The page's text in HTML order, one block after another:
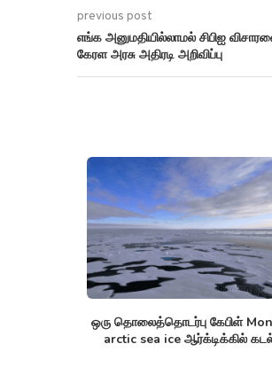
previous post
எங்க அனுமதியில்லாமல் சிபிஐ
கேரள அரசு அதிரடி அறிவிப்பு
ஒரு தொலைத்தொடர்பு கேபிள்
arctic sea ice ஆர்க்டிக்கில்